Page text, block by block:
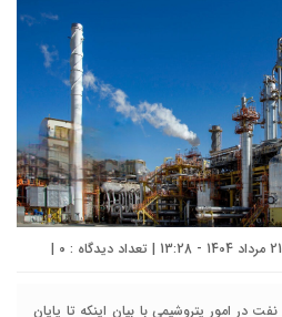
۰ |
در امور پتروشیمی با بیان اینکه تا پایان